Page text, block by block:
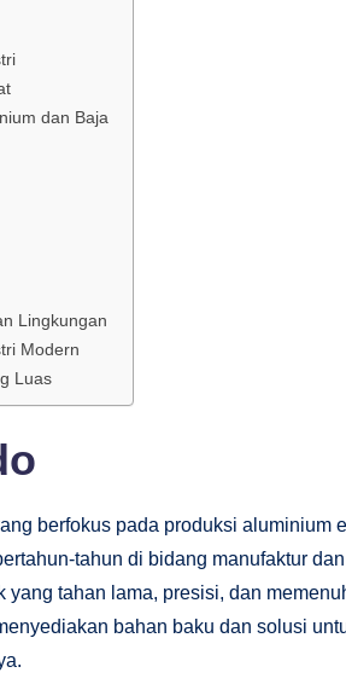
dan Baja
Lingkungan
Modern
Luas
berfokus pada produksi aluminium
tahun di bidang manufaktur
tahan lama, presisi, dan
bahan baku dan solusi